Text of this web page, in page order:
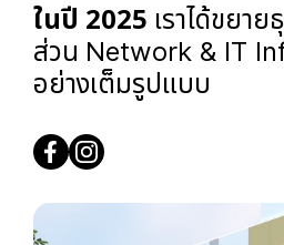
ในปี 2025 เราได้ขยา
ส่วน Network & IT
อย่างเต็มรูปแบบ